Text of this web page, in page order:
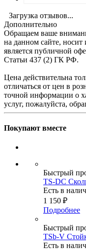
Загрузка отзывов...
Дополнительно
Обращаем ваше
на данном сайте,
является публичной
Статьи 437 (2) ГК РФ.
Цена действительна
отличаться от цен в
точной информации о
услуг, пожалуйста,
Покупают вместе
Быстрый
TS-DC
Есть в
1 150 ₽
Подробнее
Быстрый
TSb-V
Есть в